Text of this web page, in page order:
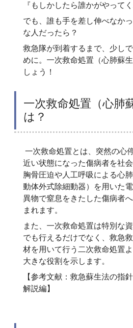
『もしかしたら誰かがやって
でも、誰も手を差し伸べなか
な人だったら？
救急隊が到着するまで、少し
めに。一次救命処置（心肺蘇
しょう！
一次救命処置（心肺
は？
一次救命処置とは、突然の心
近い状態になった傷病者を社
胸骨圧迫や人工呼吸による心
動体外式除細動器）を用いた
異物で窒息をきたした傷病者
まれます。
また、一次救命処置は特別な
でも行えるだけでなく、救急
材を用いて行う二次救命処置
大きな役割を示します。
【参考文献：救急蘇生法の指
解説編】